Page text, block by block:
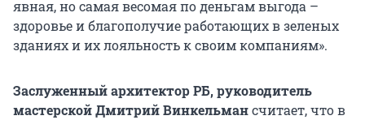
явная, но самая весомая по деньгам выгода –
здоровье и благополучие работающих в зеленых
зданиях и их лояльность к своим компаниям».
Заслуженный архитектор РБ, руководитель
мастерской Дмитрий Винкельмансчитает, что в